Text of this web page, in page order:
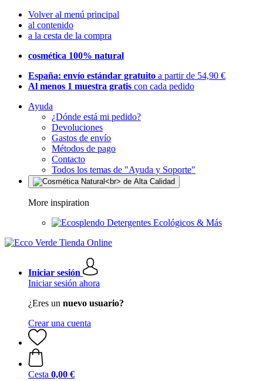
Volver al menú principal
al contenido
a la cesta de la compra
cosmética 100% natural
España: envío estándar gratuito a partir de 54,90 €
Al menos 1 muestra gratis con cada pedido
Ayuda
¿Dónde está mi pedido?
Devoluciones
Gastos de envío
Métodos de pago
Contacto
Todos los temas de "Ayuda y Soporte"
More inspiration
Detergentes Ecológicos & Más
Iniciar sesión
Iniciar sesión ahora
¿Eres un nuevo usuario?
Crear una cuenta
Cesta 0,00 €